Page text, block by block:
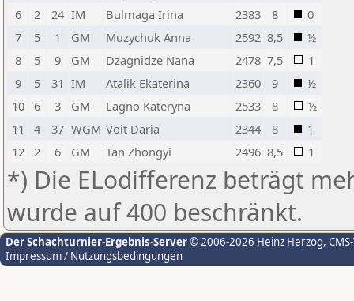
6
2 24 IM Bulmaga Irina 2383 8
0
7
5 1 GM Muzychuk Anna 2592 8,5
½
8
5 9 GM Dzagnidze Nana 2478 7,5
1
9
5 31 IM Atalik Ekaterina 2360 9
½
10
6 3 GM Lagno Kateryna 2533 8
½
11
4 37 WGM Voit Daria 2344 8
1
12
2 6 GM Tan Zhongyi 2496 8,5 1
*) Die ELodifferenz beträgt
wurde auf 400 beschränkt.
Der Schachturnier-Ergebnis-Server© 2006-2026 Heinz Herzog,
Impressum / Nutzungsbedingungen